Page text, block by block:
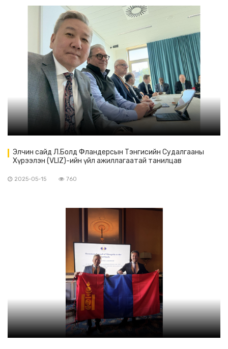
Элчин сайд Л.Болд Фландерсын Тэнгисийн Судалгааны
Хүрээлэн (VLIZ)-ийн үйл ажиллагаатай танилцав
2025-05-15 760